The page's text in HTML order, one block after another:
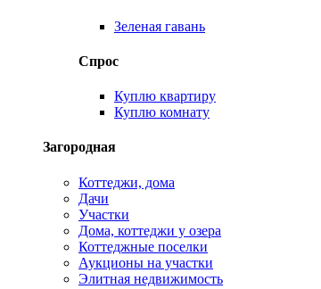
Зеленая гавань
Спрос
Куплю квартиру
Куплю комнату
Загородная
Коттеджи, дома
Дачи
Участки
Дома, коттеджи у озера
Коттеджные поселки
Аукционы на участки
Элитная недвижимость